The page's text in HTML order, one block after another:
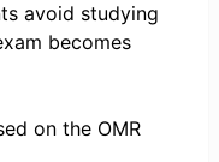
avoid studying
becomes
on the OMR